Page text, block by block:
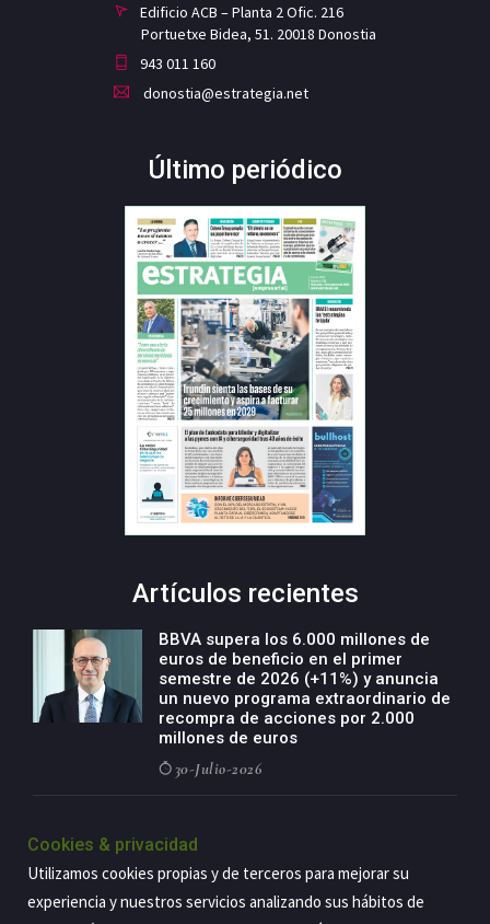
Edificio ACB – Planta 2 Ofic. 216
Portuetxe Bidea, 51. 20018 Donostia
943 011 160
donostia@estrategia.net
Último periódico
Artículos recientes
BBVA supera los 6.000 millones de
euros de beneficio en el primer
semestre de 2026 (+11%) y anuncia
un nuevo programa extraordinario de
recompra de acciones por 2.000
millones de euros
30-Julio-2026
negocio agro con un modelo global
países
29-Julio-2026
Cookies & privacidad
Utilizamos cookies propias y de terceros para mejorar su
experiencia y nuestros servicios analizando sus hábitos de